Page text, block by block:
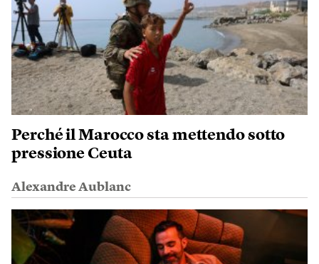
Perché il Marocco sta mettendo sotto
pressione Ceuta
Alexandre Aublanc